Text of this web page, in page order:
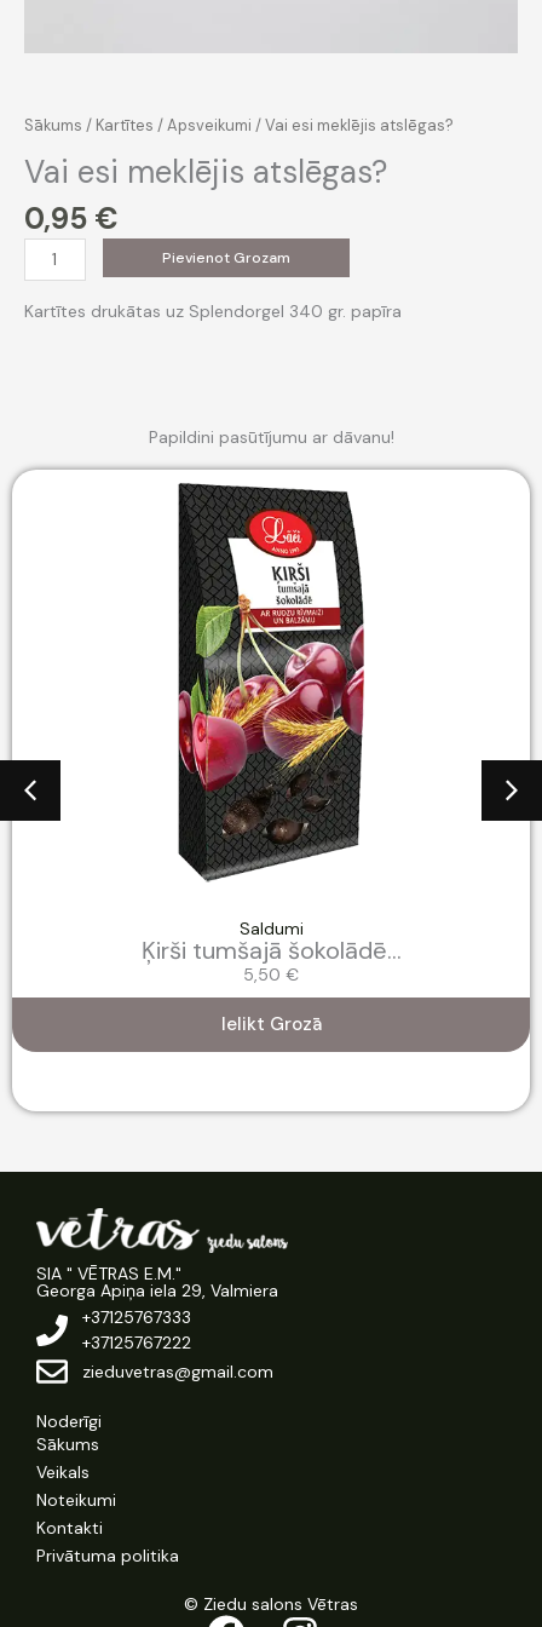
Sākums / Kartītes /Apsveikumi / Vai esi meklējis atslēgas?
Vai esi meklējis atslēgas?
0,95 €
esi
meklējis
Pievienot Grozam
Kartītes drukātas uz Splendorgel 340 gr. papīra
Papildini pasūtījumu ar dāvanu!
Saldumi
Ķirši tumšajā šokolādē...
5,50 €
Ielikt Grozā
SIA " VĒTRAS E.M."
Georga Apiņa iela 29, Valmiera
+37125767333
+37125767222
zieduvetras@gmail.com
Noderīgi
Sākums
Veikals
Noteikumi
Kontakti
Privātuma politika
© Ziedu salons Vētras